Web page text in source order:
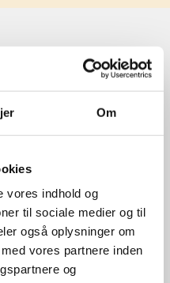
Om
vores indhold og
til sociale medier og til
også oplysninger om
vores partnere inden
og
og stor
samarbejder vi
og mest
inden for